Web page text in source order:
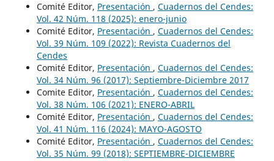
Comité Editor, Presentación , Cuadernos del Cendes:
Vol. 42 Núm. 118 (2025): enero-junio
Comité Editor, Presentación , Cuadernos del Cendes:
Vol. 39 Núm. 109 (2022): Revista Cuadernos del
Cendes
Comité Editor, Presentación , Cuadernos del Cendes:
Vol. 34 Núm. 96 (2017): Septiembre-Diciembre 2017
Comite Editor, Presentación , Cuadernos del Cendes:
Vol. 38 Núm. 106 (2021): ENERO-ABRIL
Comité Editor, Presentación , Cuadernos del Cendes:
Vol. 41 Núm. 116 (2024): MAYO-AGOSTO
Comité Editor, Presentación , Cuadernos del Cendes:
Vol. 35 Núm. 99 (2018): SEPTIEMBRE-DICIEMBRE